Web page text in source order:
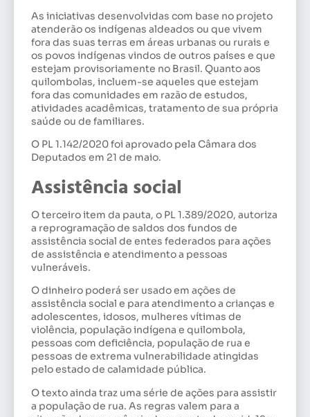
As iniciativas desenvolvidas com base no projeto
atenderão os indígenas aldeados ou que vivem
fora das suas terras em áreas urbanas ou rurais e
os povos indígenas vindos de outros países e que
estejam provisoriamente no Brasil. Quanto aos
quilombolas, incluem-se aqueles que estejam
fora das comunidades em razão de estudos,
atividades acadêmicas, tratamento de sua própria
saúde ou de familiares.
O PL 1.142/2020 foi aprovado pela Câmara dos
Deputados em 21 de maio.
Assistência social
O terceiro item da pauta, o PL 1.389/2020, autoriza
a reprogramação de saldos dos fundos de
assistência social de entes federados para ações
de assistência e atendimento a pessoas
vulneráveis.
O dinheiro poderá ser usado em ações de
assistência social e para atendimento a crianças e
adolescentes, idosos, mulheres vítimas de
violência, população indígena e quilombola,
pessoas com deficiência, população de rua e
pessoas de extrema vulnerabilidade atingidas
pelo estado de calamidade pública.
O texto ainda traz uma série de ações para assistir
a população de rua. As regras valem para a